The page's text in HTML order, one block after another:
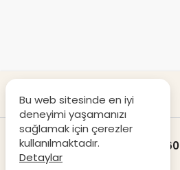
© Copyright 2020 Destek360
Bu web sitesinde en iyi
deneyimi yaşamanızı
sağlamak için çerezler
kullanılmaktadır.
Detaylar